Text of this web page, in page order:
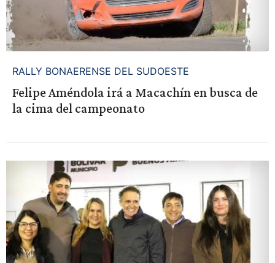
RALLY BONAERENSE DEL SUDOESTE
Felipe Améndola irá a Macachín en busca de
la cima del campeonato